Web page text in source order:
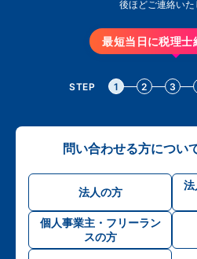
後ほどご連絡いた
最短当日に税理士
STEP 1 2 3
問い合わせる方につい
法人の方
法
個人事業主・フリーラン
スの方